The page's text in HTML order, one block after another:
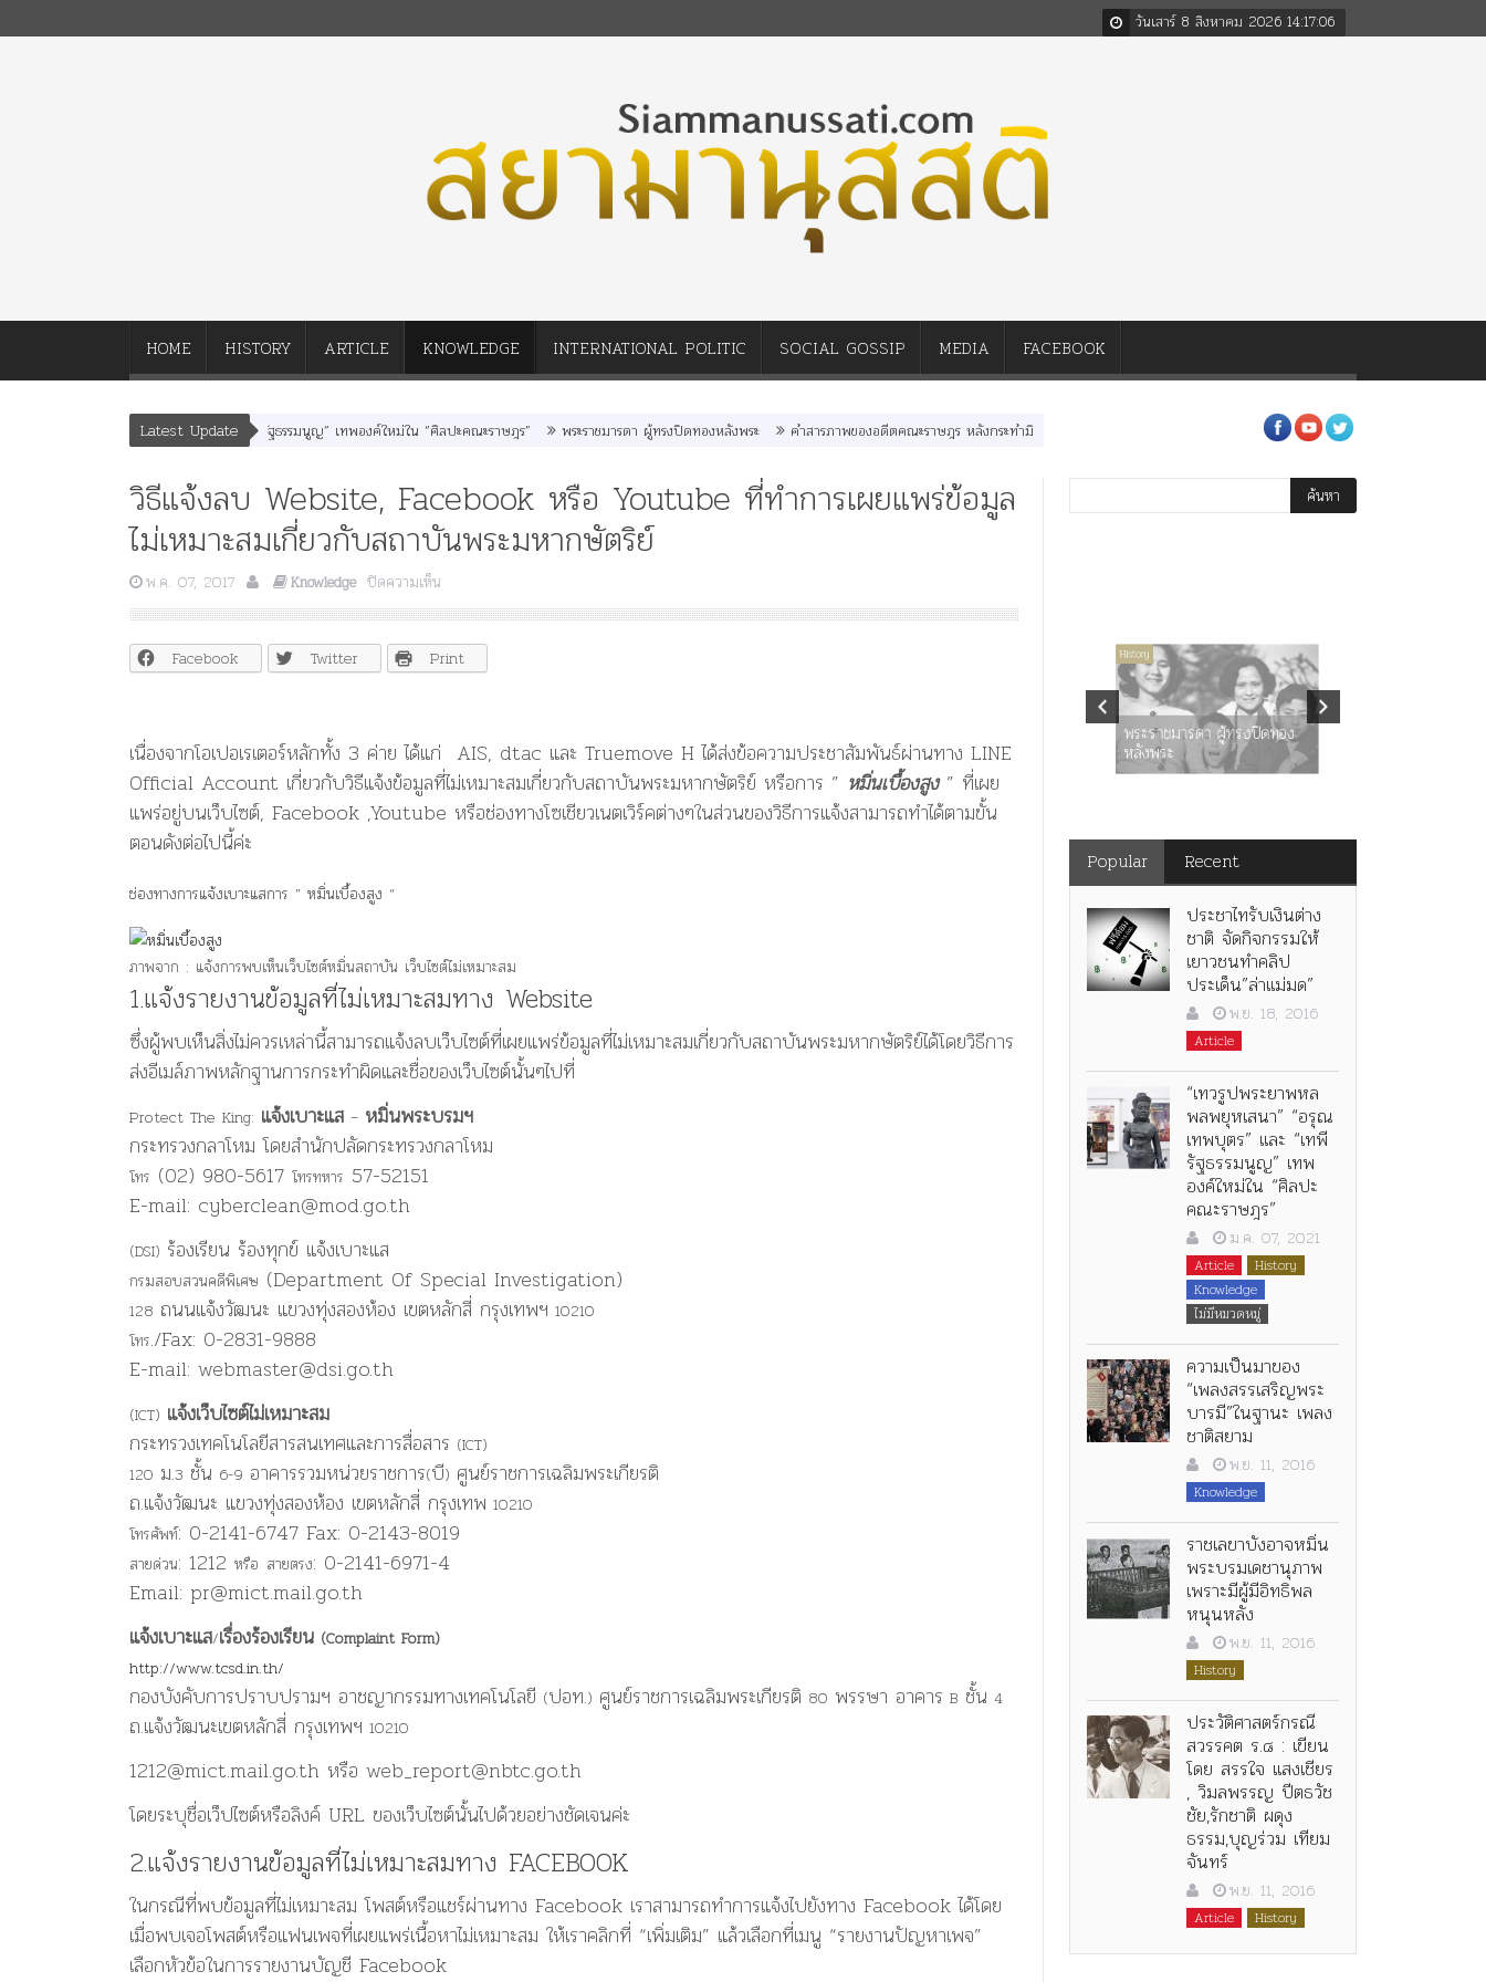
วันเสาร์ 8 สิงหาคม 2026 14:17:07
HOME HISTORY ARTICLE KNOWLEDGE INTERNATIONAL POLITIC SOCIAL GOSSIP MEDIA FACEBOOK
Latest Update
พยุหเสนา” “อรุณเทพบุตร” และ “เทพีรัฐธรรมนูญ” เทพองค์ใหม่ใน “ศิลปะคณะราษฎร” พระราชมารดา ผู้ทรงปิดทองหลังพระ คำสารภาพของอดีตคณะราษฎร หลังกระทำมิบังควรต่อในหลวงสามรัชกาล ร่วมกว่า 80ปี ร.๖ สร้าง “จุฬาลงกรณ์มหาวิทยาลัย” ตา
วิธีแจ้งลบ Website, Facebook หรือ Youtube​ ที่ทำการเผยแพร่ข้อมูล
ไม่เหมาะสมเกี่ยวกับสถาบันพระมหากษัตริย์
พ.ค. 07, 2017 Knowledge ปิดความเห็น
วิธี
แจ้ง
ลบ
Website,
ที่ทำการ
เผย
ข้อมูล
สถาบัน
พระ
มหา
Facebook Twitter Print
เนื่องจากโอเปอเรเตอร์หลักทั้ง 3 ค่าย ได้แก่ AIS, dtac และ Truemove H ได้ส่งข้อความประชาสัมพันธ์ผ่านทาง LINE
Official Account เกี่ยวกับวิธีแจ้งข้อมูลที่ไม่เหมาะสมเกี่ยวกับสถาบันพระมหากษัตริย์ หรือการ ” หมิ่นเบื้องสูง” ที่เผย
แพร่อยู่บนเว็บไซต์, Facebook ,Youtube หรือช่องทางโซเชียวเนตเวิร์คต่างๆในส่วนของวิธีการแจ้งสามารถทำได้ตามขั้น
ตอนดังต่อไปนี้ค่ะ
ช่องทางการแจ้งเบาะแสการ ” หมิ่นเบื้องสูง “
ภาพจาก : แจ้งการพบเห็นเว็บไซต์หมิ่นสถาบัน เว็บไซต์ไม่เหมาะสม
1.แจ้งรายงานข้อมูลที่ไม่เหมาะสมทาง Website
ซึ่งผู้พบเห็นสิ่งไม่ควรเหล่านี้สามารถแจ้งลบเว็บไซต์ที่เผยแพร่ข้อมูลที่ไม่เหมาะสมเกี่ยวกับสถาบันพระมหากษัตริย์ได้โดยวิธีการ
ส่งอีเมล์ภาพหลักฐานการกระทำผิดและชื่อของเว็บไซต์นั้นๆไปที่
Protect The King: แจ้งเบาะแส – หมิ่นพระบรมฯ
กระทรวงกลาโหม โดยสำนักปลัดกระทรวงกลาโหม
โทร (02) 980-5617 โทรทหาร 57-52151
E-mail: cyberclean@mod.go.th
(DSI) ร้องเรียน ร้องทุกข์ แจ้งเบาะแส
กรมสอบสวนคดีพิเศษ (Department Of Special Investigation)
128 ถนนแจ้งวัฒนะ แขวงทุ่งสองห้อง เขตหลักสี่ กรุงเทพฯ 10210
โทร./Fax: 0-2831-9888
E-mail: webmaster@dsi.go.th
(ICT) แจ้งเว็บไซต์ไม่เหมาะสม
กระทรวงเทคโนโลยีสารสนเทศและการสื่อสาร (ICT)
120 ม.3 ชั้น 6-9 อาคารรวมหน่วยราชการ(บี) ศูนย์ราชการเฉลิมพระเกียรติ
ถ.แจ้งวัฒนะ แขวงทุ่งสองห้อง เขตหลักสี่ กรุงเทพ 10210
โทรศัพท์: 0-2141-6747 Fax: 0-2143-8019
สายด่วน: 1212 หรือ สายตรง: 0-2141-6971-4
Email: pr@mict.mail.go.th
แจ้งเบาะแส/เรื่องร้องเรียน (Complaint Form)
http://www.tcsd.in.th/
กองบังคับการปราบปรามฯ อาชญากรรมทางเทคโนโลยี (ปอท.) ศูนย์ราชการเฉลิมพระเกียรติ 80 พรรษา อาคาร B ชั้น 4
ถ.แจ้งวัฒนะเขตหลักสี่ กรุงเทพฯ 10210
1212@mict.mail.go.th หรือ web_report@nbtc.go.th
โดยระบุชื่อเว็ปไซต์หรือลิงค์ URL ของเว็บไซต์นั้นไปด้วยอย่างชัดเจนค่ะ
2.แจ้งรายงานข้อมูลที่ไม่เหมาะสมทาง FACEBOOK
ในกรณีที่พบข้อมูลที่ไม่เหมาะสม โพสต์หรือแชร์ผ่านทาง Facebook เราสามารถทำการแจ้งไปยังทาง Facebook ได้โดย
เมื่อพบเจอโพสต์หรือแฟนเพจที่เผยแพร่เนื้อหาไม่เหมาะสม ให้เราคลิกที่ “เพิ่มเติม” แล้วเลือกที่เมนู “รายงานปัญหาเพจ”
เลือกหัวข้อในการรายงานบัญชี Facebook
องค์ใหม่ใน “ศิลปะคณะ
ราษฎร”
พระราชมารดา ผู้ทรงปิดทอง
หลังพระ
Popular Recent
ประชาไทรับเงินต่าง
ชาติ จัดกิจกรรมให้
เยาวชนทำคลิป
ประเด็น”ล่าแม่มด”
พ.ย. 18, 2016
Article
“เทวรูปพระยาพหล
พลพยุหเสนา” “อรุณ
เทพบุตร” และ “เทพี
รัฐธรรมนูญ” เทพ
องค์ใหม่ใน “ศิลปะ
คณะราษฎร”
ม.ค. 07, 2021
Article
History
Knowledge
ไม่มีหมวดหมู่
ความเป็นมาของ
“เพลงสรรเสริญพระ
บารมี”ในฐานะ เพลง
ชาติสยาม
พ.ย. 11, 2016
Knowledge
ราชเลขาบังอาจหมิ่น
พระบรมเดชานุภาพ
เพราะมีผู้มีอิทธิพล
หนุนหลัง
พ.ย. 11, 2016
History
ประวัติศาสตร์กรณี
สวรรคต ร.๘ : เขียน
โดย สรรใจ แสงเชียร
, วิมลพรรญ ปีตธวัช
ชัย,รักชาติ ผดุง
ธรรม,บุญร่วม เทียม
จันทร์
พ.ย. 11, 2016
Article History